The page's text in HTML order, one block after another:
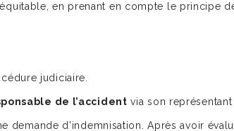
en prenant en compte le principe
judiciaire.
de l’accident via son représentant
demande d’indemnisation. Après avoir